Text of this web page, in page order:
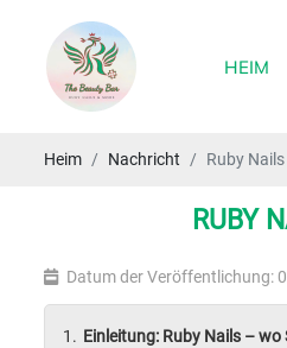
HEIM
Heim Nachricht Ruby
RUBY
Datum der Veröffentlichung:
Einleitung: Ruby Nails –